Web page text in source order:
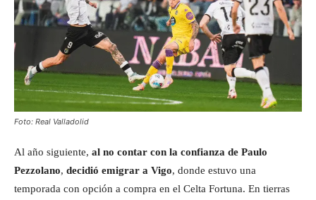
Foto: Real Valladolid
Al año siguiente, al no contar con la confianza de Paulo
Pezzolano, decidió emigrar a Vigo, donde estuvo una
temporada con opción a compra en el Celta Fortuna. En tierras